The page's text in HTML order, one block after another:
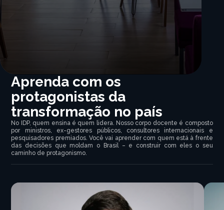
Aprenda com os
protagonistas da
transformação no país
No IDP, quem ensina é quem lidera. Nosso corpo docente é composto
por ministros, ex-gestores públicos, consultores internacionais e
pesquisadores premiados. Você vai aprender com quem está à frente
das decisões que moldam o Brasil – e construir com eles o seu
caminho de protagonismo.